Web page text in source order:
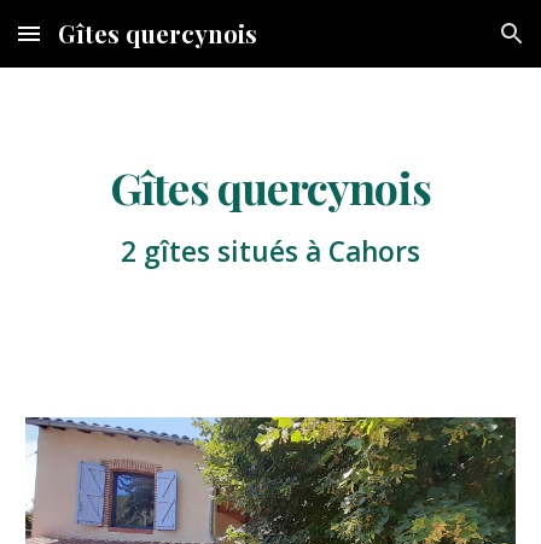
Skip to main content Skip to navigation
Gîtes quercynois
Gîtes quercynois
2 gîtes situés à Cahors